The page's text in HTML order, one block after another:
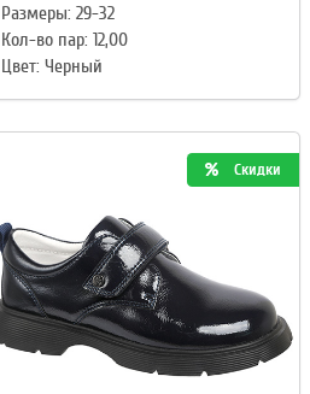
Размеры: 29-32
Кол-во пар: 12,00
Цвет: Черный
Скидки